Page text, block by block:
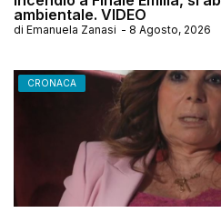
ambientale. VIDEO
di Emanuela Zanasi - 8 Agosto, 2026
CRONACA